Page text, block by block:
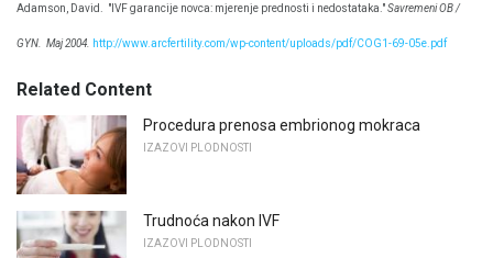
Adamson, David. "IVF garancije novca: mjerenje prednosti i nedostataka."Savremeni OB /
GYN. Maj 2004. http://www.arcfertility.com/wp-content/uploads/pdf/COG1-69-05e.pdf
Related Content
Procedura prenosa embrionog mokraca
IZAZOVI PLODNOSTI
Trudnoća nakon IVF
IZAZOVI PLODNOSTI